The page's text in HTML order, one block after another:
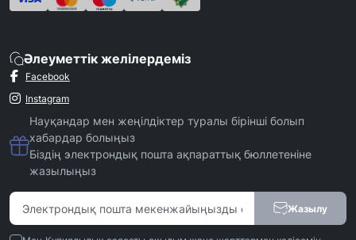
Әлеуметтік желілердеміз
Facebook
Instagram
Науқандар мен жеңілдіктер туралы бірінші болып
хабардар болыңыз
Біздің электрондық пошта ақпараттық бюллетеніне
жазылыңыз
Жазылу